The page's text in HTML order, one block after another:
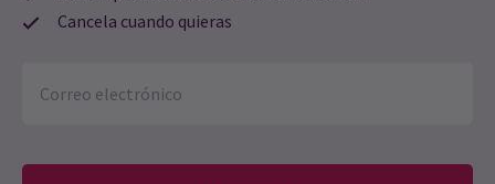
Cancela cuando quieras